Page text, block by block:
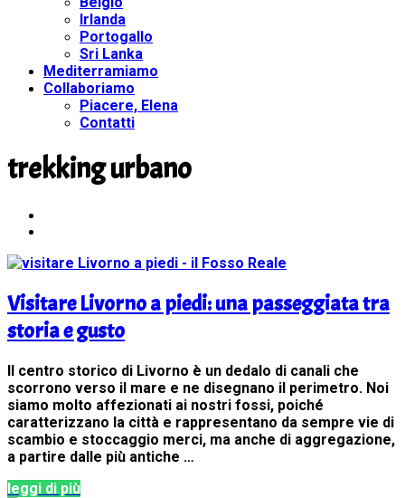
Irlanda
Portogallo
Sri Lanka
Mediterramiamo
Collaboriamo
Piacere, Elena
Contatti
trekking urbano
Visitare Livorno a piedi: una passeggiata tra
storia e gusto
Il centro storico di Livorno è un dedalo di canali che
scorrono verso il mare e ne disegnano il perimetro. Noi
siamo molto affezionati ai nostri fossi, poiché
caratterizzano la città e rappresentano da sempre vie di
scambio e stoccaggio merci, ma anche di aggregazione,
a partire dalle più antiche …
leggi di più